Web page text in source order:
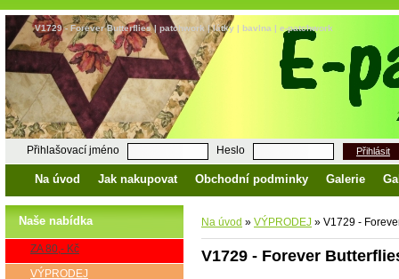
V1729 - Forever Butterflies | patchwork | látky | bavlna | e-patchwork
Přihlašovací jméno Heslo Přihlásit
Na úvod Jak nakupovat Obchodní podminky Galerie
Naše nabídka
ZA 80,- Kč
VÝPRODEJ
Na úvod » VÝPRODEJ » V1729 -
V1729 - Forever